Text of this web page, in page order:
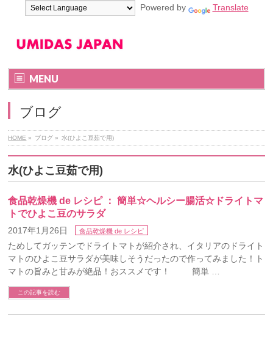
Powered by Translate
MENU
ブログ
HOME » ブログ » 水(ひよこ豆茹で用)
水(ひよこ豆茹で用)
食品乾燥機 de レシピ ： 簡単☆ヘルシー腸活☆ドライトマ
トでひよこ豆のサラダ
2017年1月26日 食品乾燥機 de レシピ
ためしてガッテンでドライトマトが紹介され、イタリアのドライト
マトのひよこ豆サラダが美味しそうだったので作ってみました！ト
マトの旨みと甘みが絶品！おススメです！ 簡単 …
この記事を読む